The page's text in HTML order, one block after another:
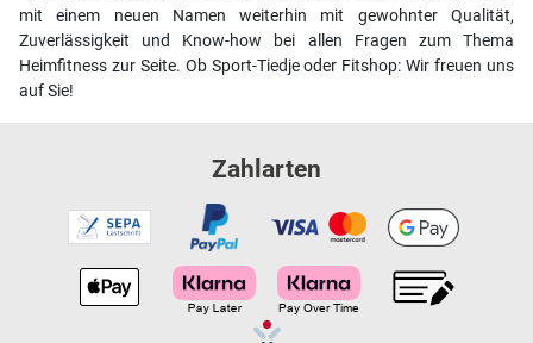
mit einem neuen Namen weiterhin mit gewohnter Qualität,
Zuverlässigkeit und Know-how bei allen Fragen zum Thema
Heimfitness zur Seite. Ob Sport-Tiedje oder Fitshop: Wir freuen uns
auf Sie!
Zahlarten